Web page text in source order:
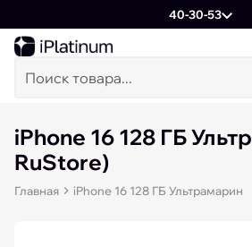
40-30-53
iPhone 16 128 ГБ
RuStore)
Главная iPhone 16 128 ГБ Ультрамарин